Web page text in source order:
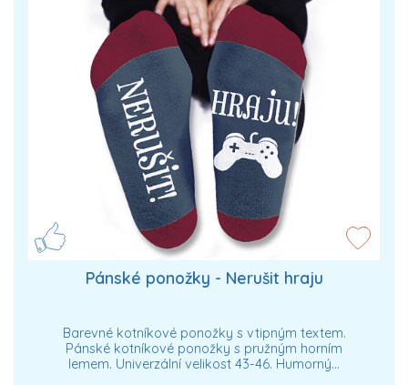
Pánské ponožky - Nerušit hraju
Barevné kotníkové ponožky s vtipným textem.
Pánské kotníkové ponožky s pružným horním
lemem. Univerzální velikost 43-46. Humorný…